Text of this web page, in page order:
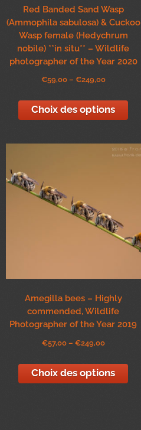
Red Banded Sand Wasp
(Ammophila sabulosa) & Cuckoo
Wasp female (Hedychrum
nobile) **in situ** – Wildlife
photographer of the Year 2020
€59,00– €249,00
Choix des options
Amegilla bees – Highly
commended, Wildlife
Photographer of the Year 2019
€57,00– €249,00
Choix des options